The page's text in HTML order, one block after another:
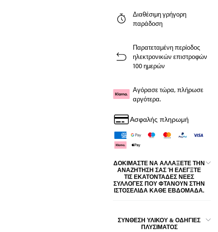
Διαθέσιμη γρήγορη
παράδοση
Παρατεταμένη περίοδος
ηλεκτρονικών επιστροφών
100 ημερών
Αγόρασε τώρα, πλήρωσε
αργότερα.
Ασφαλής πληρωμή
ΔΟΚΙΜΆΣΤΕ ΝΑ ΑΛΛΆΞΕΤΕ ΤΗΝ
ΑΝΑΖΉΤΗΣΉ ΣΑΣ Ή ΕΛΈΓΞΤΕ Τ
ΙΣ ΕΚΑΤΟΝΤΆΔΕΣ ΝΈΕΣ Σ
ΥΛΛΟΓΈΣ ΠΟΥ ΦΤΆΝΟΥΝ ΣΤΗΝ Ι
ΣΤΟΣΕΛΊΔΑ ΚΆΘΕ ΕΒΔΟΜΆΔΑ.
ΣΥΝΘΕΣΗ ΥΛΙΚΟΥ & ΟΔΗΓΙΕΣ
ΠΛΥΣΙΜΑΤΟΣ